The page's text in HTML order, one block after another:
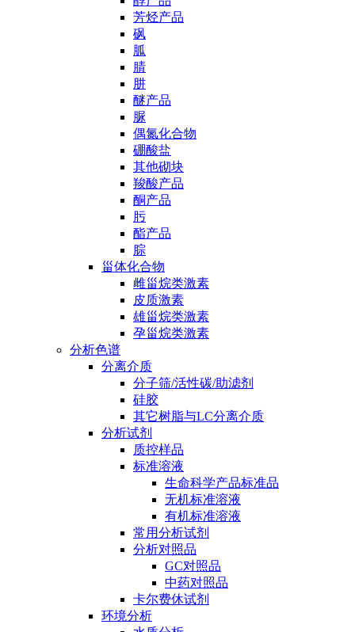
芳烃产品
砜
胍
腈
肼
醚产品
脲
偶氮化合物
硼酸盐
其他砌块
羧酸产品
酮产品
肟
酯产品
腙
甾体化合物
雌甾烷类激素
皮质激素
雄甾烷类激素
孕甾烷类激素
分析色谱
分离介质
分子筛/活性碳/助滤剂
硅胶
其它树脂与LC分离介质
分析试剂
质控样品
标准溶液
生命科学产品标准品
无机标准溶液
有机标准溶液
常用分析试剂
分析对照品
GC对照品
中药对照品
卡尔费休试剂
环境分析